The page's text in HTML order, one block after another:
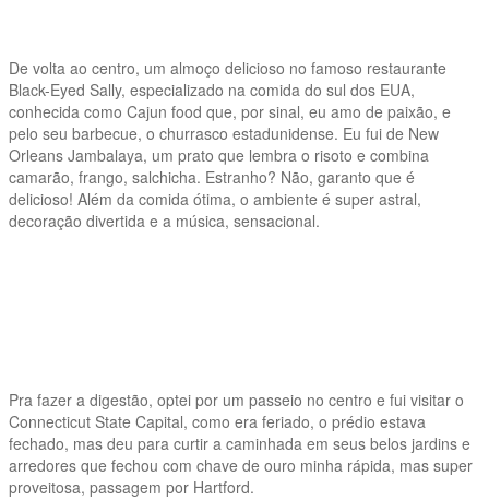
De volta ao centro, um almoço delicioso no famoso restaurante
Black-Eyed Sally, especializado na comida do sul dos EUA,
conhecida como Cajun food que, por sinal, eu amo de paixão, e
pelo seu barbecue, o churrasco estadunidense. Eu fui de New
Orleans Jambalaya, um prato que lembra o risoto e combina
camarão, frango, salchicha. Estranho? Não, garanto que é
delicioso! Além da comida ótima, o ambiente é super astral,
decoração divertida e a música, sensacional.
Pra fazer a digestão, optei por um passeio no centro e fui visitar o
Connecticut State Capital, como era feriado, o prédio estava
fechado, mas deu para curtir a caminhada em seus belos jardins e
arredores que fechou com chave de ouro minha rápida, mas super
proveitosa, passagem por Hartford.